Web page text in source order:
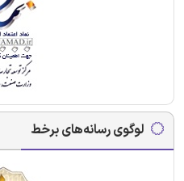
لوگوی رسانه‌های برخط